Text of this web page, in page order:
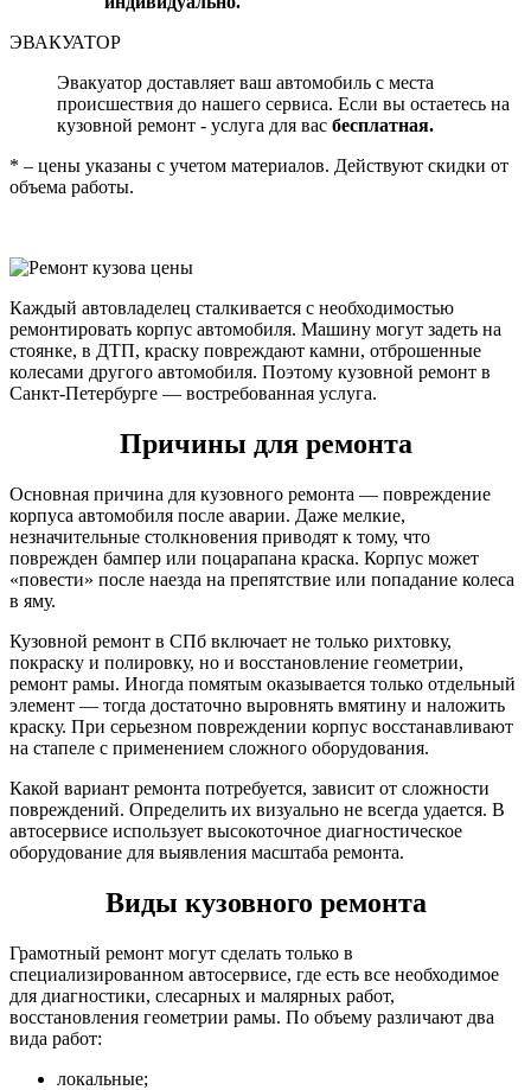
ЭВАКУАТОР
Эвакуатор доставляет ваш автомобиль с места
происшествия до нашего сервиса. Если вы остаетесь на
кузовной ремонт - услуга для вас бесплатная.
* – цены указаны с учетом материалов. Действуют скидки от
объема работы.
Каждый автовладелец сталкивается с необходимостью
ремонтировать корпус автомобиля. Машину могут задеть на
стоянке, в ДТП, краску повреждают камни, отброшенные
колесами другого автомобиля. Поэтому кузовной ремонт в
Санкт-Петербурге — востребованная услуга.
Причины для ремонта
Основная причина для кузовного ремонта — повреждение
корпуса автомобиля после аварии. Даже мелкие,
незначительные столкновения приводят к тому, что
поврежден бампер или поцарапана краска. Корпус может
«повести» после наезда на препятствие или попадание колеса
в яму.
Кузовной ремонт в СПб включает не только рихтовку,
покраску и полировку, но и восстановление геометрии,
ремонт рамы. Иногда помятым оказывается только отдельный
элемент — тогда достаточно выровнять вмятину и наложить
краску. При серьезном повреждении корпус восстанавливают
на стапеле с применением сложного оборудования.
Какой вариант ремонта потребуется, зависит от сложности
повреждений. Определить их визуально не всегда удается. В
автосервисе использует высокоточное диагностическое
оборудование для выявления масштаба ремонта.
Виды кузовного ремонта
Грамотный ремонт могут сделать только в
специализированном автосервисе, где есть все необходимое
для диагностики, слесарных и малярных работ,
восстановления геометрии рамы. По объему различают два
вида работ:
локальные;